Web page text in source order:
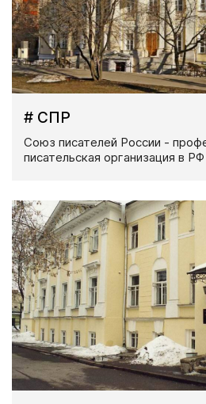
# СПР
Союз писателей России -
писательская организация в РФ